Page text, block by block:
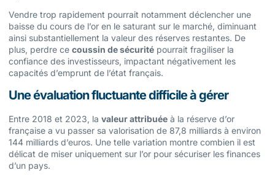
Vendre trop rapidement pourrait notamment déclencher une
baisse du cours de l’or en le saturant sur le marché, diminuant
ainsi substantiellement la valeur des réserves restantes. De
plus, perdre ce coussin de sécurité pourrait fragiliser la
confiance des investisseurs, impactant négativement les
capacités d’emprunt de l’état français.
Une évaluation fluctuante difficile à gérer
Entre 2018 et 2023, la valeur attribuée à la réserve d’or
française a vu passer sa valorisation de 87,8 milliards à environ
144 milliards d’euros. Une telle variation montre combien il est
délicat de miser uniquement sur l’or pour sécuriser les finances
d’un pays.